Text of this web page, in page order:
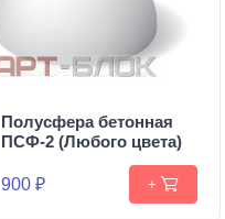
Полусфера бетонная
ПСФ-2 (Любого цвета)
900 ₽ +